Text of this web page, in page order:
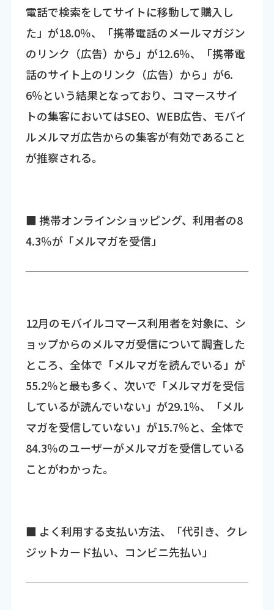
電話で検索をしてサイトに移動して購入し
た」が18.0％、「携帯電話のメールマガジン
のリンク（広告）から」が12.6％、「携帯電
話のサイト上のリンク（広告）から」が6.
6％という結果となっており、コマースサイ
トの集客においてはSEO、WEB広告、モバイ
ルメルマガ広告からの集客が有効であること
が推察される。
■ 携帯オンラインショッピング、利用者の8
4.3％が「メルマガを受信」
12月のモバイルコマース利用者を対象に、シ
ョップからのメルマガ受信について調査した
ところ、全体で「メルマガを読んでいる」が
55.2％と最も多く、次いで「メルマガを受信
しているが読んでいない」が29.1％、「メル
マガを受信していない」が15.7％と、全体で
84.3％のユーザーがメルマガを受信している
ことがわかった。
■ よく利用する支払い方法、「代引き、クレ
ジットカード払い、コンビニ先払い」